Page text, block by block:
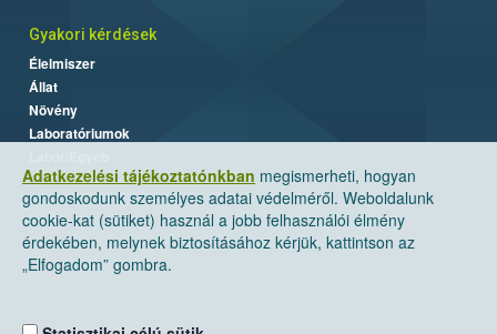
Adatkezelési tájékoztatónkban megismerheti, hogyan
gondoskodunk személyes adatai védelméről. Weboldalunk
cookie-kat (sütiket) használ a jobb felhasználói élmény
érdekében, melynek biztosításához kérjük, kattintson az
„Elfogadom” gombra.
Gyakori kérdések
Élelmiszer
Állat
Növény
Laboratóriumok